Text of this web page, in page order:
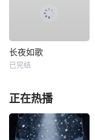
长夜如歌
已完结
正在热播